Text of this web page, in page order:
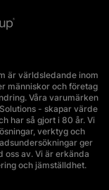
är världsledande inom
människor och företag
Våra varumärken
- skapar värde
har så gjort i 80 år. Vi
verktyg och
ger
oss av. Vi är erkända
och jämställdhet.